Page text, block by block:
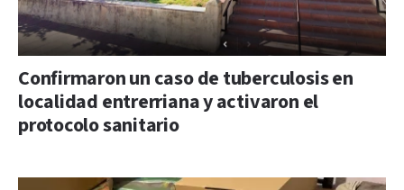
Confirmaron un caso de tuberculosis en
localidad entrerriana y activaron el
protocolo sanitario